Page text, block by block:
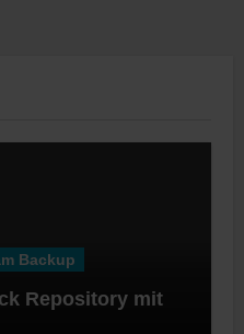
Backup
Repository mit